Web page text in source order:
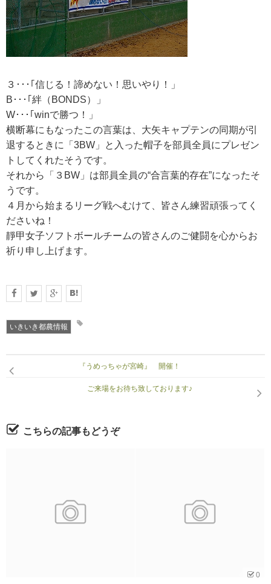
３･･･｢信じる！諦めない！思いやり！」
B･･･｢絆（BONDS）」
W･･･｢winで勝つ！」
横断幕にもなったこの言葉は、大矢キャプテンの同期が引
退するときに「3BW」と入った帽子を部員全員にプレゼン
トしてくれたそうです。
それから「３BW」は部員全員の“合言葉的存在”になったそ
うです。
４月から始まるリーグ戦へむけて、皆さん練習頑張ってく
ださいね！
靜甲女子ソフトボールチームの皆さんのご健闘を心からお
祈り申し上げます。
いきいき都農情報
『うめっちゃが宮崎』 開催！
ご来場をお待ち致しております♪
こちらの記事もどうぞ
0